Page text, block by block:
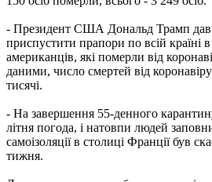
- Президент США Дональд Трамп дав
приспустити прапори по всій країні
американців, які померли від
даними, число смертей від
тисячі.
- На завершення 55-денного
літня погода, і натовпи людей
самоізоляції в столиці Франції був
тижня.